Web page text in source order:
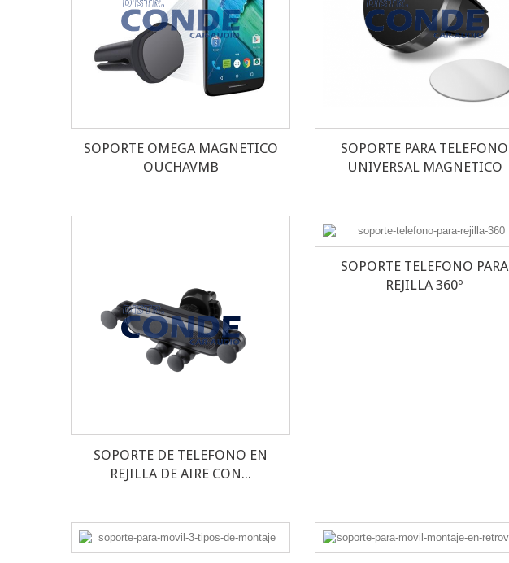
SOPORTE OMEGA MAGNETICO
OUCHAVMB
SOPORTE PARA TELEFONO
UNIVERSAL MAGNETICO
SOPORTE DE TELEFONO EN
REJILLA DE AIRE CON...
SOPORTE TELEFONO PARA
REJILLA 360º